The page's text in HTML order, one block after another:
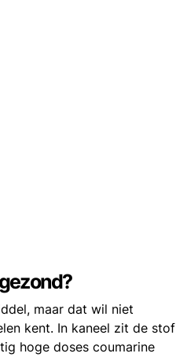
maar dat wil niet
kent. In kaneel zit de stof
hoge doses coumarine